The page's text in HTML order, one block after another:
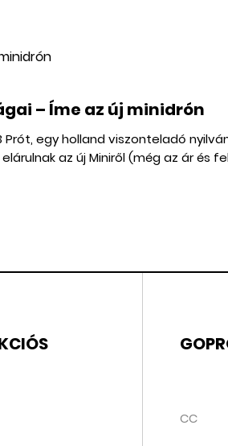
– Íme az új minidrón
egy holland viszonteladó
az új Miniről (még az ár és
CC